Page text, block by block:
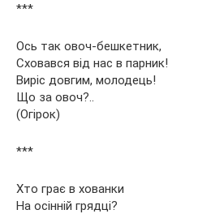
***
Ось так овоч-бешкетник,
Сховався від нас в парник!
Виріс довгим, молодець!
Що за овоч?..
(Огірок)
***
Хто грає в хованки
На осінній грядці?